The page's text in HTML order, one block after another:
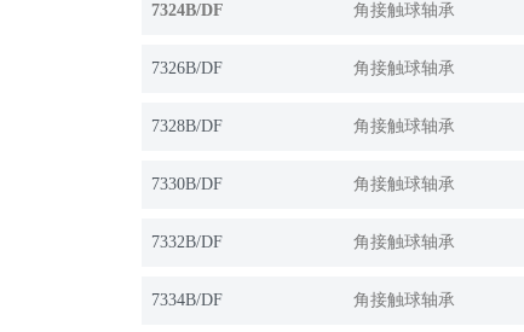
7324B/DF 角接触球轴承
7326B/DF 角接触球轴承
7328B/DF 角接触球轴承
7330B/DF 角接触球轴承
7332B/DF 角接触球轴承
7334B/DF 角接触球轴承